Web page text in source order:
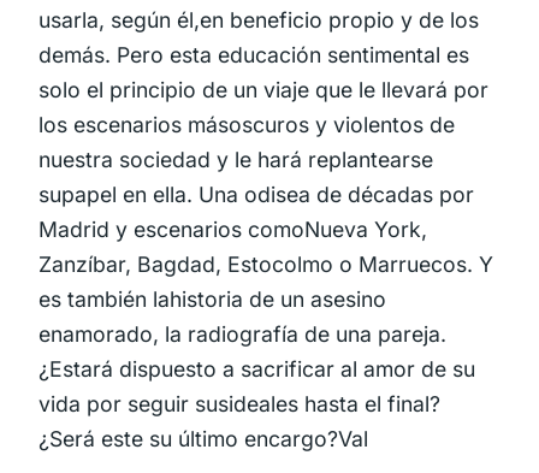
usarla, según él,en beneficio propio y de los
demás. Pero esta educación sentimental es
solo el principio de un viaje que le llevará por
los escenarios másoscuros y violentos de
nuestra sociedad y le hará replantearse
supapel en ella. Una odisea de décadas por
Madrid y escenarios comoNueva York,
Zanzíbar, Bagdad, Estocolmo o Marruecos. Y
es también lahistoria de un asesino
enamorado, la radiografía de una pareja.
¿Estará dispuesto a sacrificar al amor de su
vida por seguir susideales hasta el final?
¿Será este su último encargo?Val